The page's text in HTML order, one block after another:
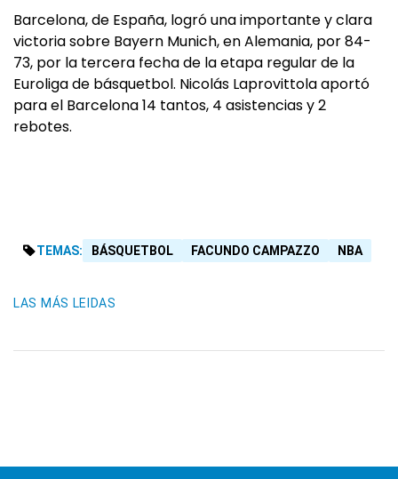
Barcelona, de España, logró una importante y clara
victoria sobre Bayern Munich, en Alemania, por 84-
73, por la tercera fecha de la etapa regular de la
Euroliga de básquetbol. Nicolás Laprovittola aportó
para el Barcelona 14 tantos, 4 asistencias y 2
rebotes.
TEMAS: BÁSQUETBOL FACUNDO CAMPAZZO NBA
LAS MÁS LEIDAS